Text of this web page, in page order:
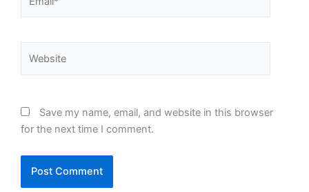
Save my name, email, and website in this browser
for the next time I comment.